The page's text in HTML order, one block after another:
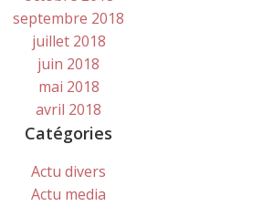
septembre 2018
juillet 2018
juin 2018
mai 2018
avril 2018
Catégories
Actu divers
Actu media